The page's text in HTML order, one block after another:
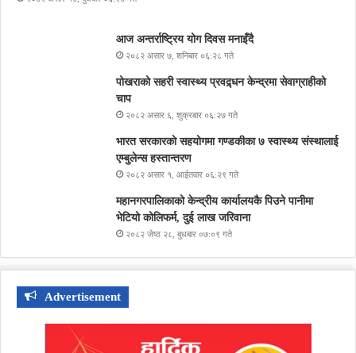
आज अन्तर्राष्ट्रिय योग दिवस मनाइँदै
२०८२ असार ७, शनिबार ०६:२८ गते
पोखराको सहरी स्वास्थ्य प्रवद्र्धन केन्द्रमा सेवाग्राहीको
चाप
२०८२ असार ६, शुक्रबार ०६:२७ गते
भारत सरकारको सहयोगमा गण्डकीका ७ स्वास्थ्य संस्थालाई
एम्बुलेन्स हस्तान्तरण
२०८२ असार १, आईतवार ०६:२९ गते
महानगरपालिकाको केन्द्रीय कार्यालयकै पिउने पानीमा
भेटियो कोलिफर्म, दुई लाख जरिवाना
२०८२ जेष्ठ २८, बुधबार ०७:०९ गते
Advertisement